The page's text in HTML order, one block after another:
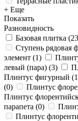
+ Еще
Показать
Разновидность
Базовая плитка (23
Ступень рядовая
элемент (1)
левый (пара) (3)
Плинтус фигурный (1
(0) Плинтус
Плинтус
парапета (0)
Плинтус